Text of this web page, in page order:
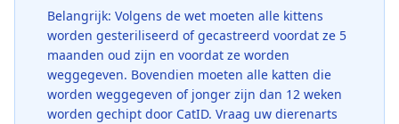
Belangrijk: Volgens de wet moeten alle kittens
worden gesteriliseerd of gecastreerd voordat ze 5
maanden oud zijn en voordat ze worden
weggegeven. Bovendien moeten alle katten die
worden weggegeven of jonger zijn dan 12 weken
worden gechipt door CatID. Vraag uw dierenarts